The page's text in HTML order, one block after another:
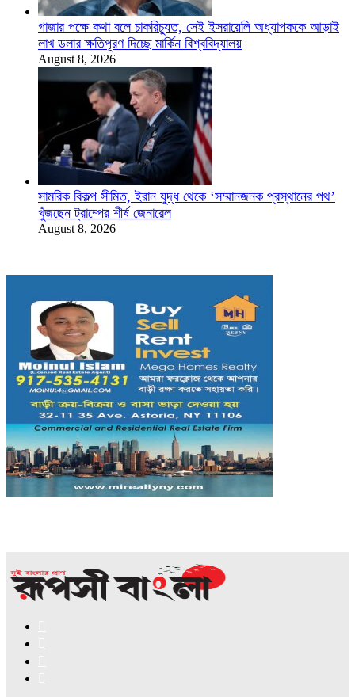
গাজার পক্ষে কথা বলে চাকরিচ্যুত, সেই ইসরায়েলি অধ্যাপককে আড়াই
লাখ ডলার ক্ষতিপূরণ দিচ্ছে মার্কিন বিশ্ববিদ্যালয়
August 8, 2026
সামরিক বিকল্প সীমিত, ইরান যুদ্ধ থেকে ‘সম্মানজনক প্রস্থানের পথ’
খুঁজছেন ট্রাম্পের শীর্ষ জেনারেল
August 8, 2026